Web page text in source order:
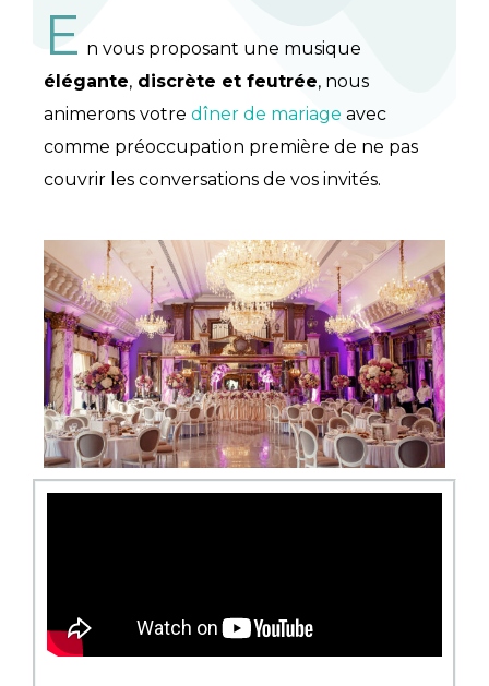
E n vous proposant une musique
élégante, discrète et feutrée, nous
animerons votre dîner de mariage avec
comme préoccupation première de ne pas
couvrir les conversations de vos invités.